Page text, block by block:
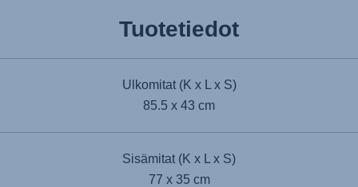
Tuotetiedot
Ulkomitat (K x L x S)
85.5 x 43 cm
Sisämitat (K x L x S)
77 x 35 cm